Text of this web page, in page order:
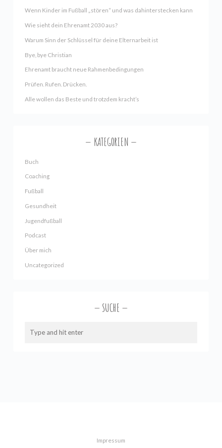
Wenn Kinder im Fußball „stören“ und was dahinterstecken kann
Wie sieht dein Ehrenamt 2030 aus?
Warum Sinn der Schlüssel für deine Elternarbeit ist
Bye, bye Christian
Ehrenamt braucht neue Rahmenbedingungen
Prüfen. Rufen. Drücken.
Alle wollen das Beste und trotzdem kracht’s
KATEGORIEN
Buch
Coaching
Fußball
Gesundheit
Jugendfußball
Podcast
Über mich
Uncategorized
SUCHE
Impressum